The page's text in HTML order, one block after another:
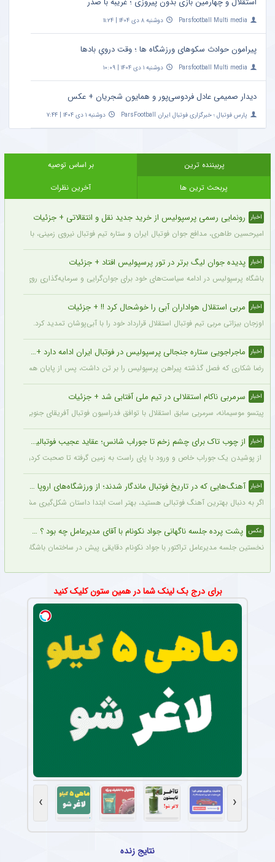
Parsfootball Multi media دوشنبه ۸ دی ۱۴۰۴ | ۱۱:۲۴
پیرامون حوادث سکوهای ورزشگاه ها ؛ وقت درویِ بادها
Parsfootball Multi media دوشنبه ۱ دی ۱۴۰۴ | ۱۰:۰۹
دیدار صمیمی عادل فردوسی‌پور و همایون شجریان + عکس
پارس فوتبال ؛ خبرگزاری فوتبال ایران ParsFootball دوشنبه ۱ دی ۱۴۰۴ | ۷:۴۴
پربیننده ترین
بر اساس توصیه
پربحث ترین ها
آخرین نظرات
اخبار رونمایی رسمی پرسپولیس از خرید جدید نقل و انتقالاتی + جزئیات
امیرحسین طاهری، مدافع جوان فوتبال ایران و ستاره تیم فوتبال نیروی زمینی، با
اخبار پدیده جوان لیگ برتر در تور پرسپولیس افتاد + جزئیات
باشگاه پرسپولیس در ادامه سیاست‌های خود برای جوان‌گرایی و سرمایه‌گذاری روی استعدادهای آینده فوتبال
اخبار مربی استقلال هواداران آبی را خوشحال کرد !! + جزئیات
اوزجان بیزاتی مربی تیم فوتبال استقلال قرارداد خود را با آبی‌پوشان تمدید کرد.
اخبار ماجراجویی ستاره جنجالی پرسپولیس در فوتبال ایران ادامه دارد + جزئیات
رضا شکاری که فصل گذشته پیراهن پرسپولیس را بر تن داشت، پس از پایان همکاری با
اخبار سرمربی ناکام استقلالی در تیم ملی آفتابی شد + جزئیات
پیتسو موسیمانه، سرمربی سابق استقلال با توافق فدراسیون فوتبال آفریقای جنوبی
اخبار از چوب تاک برای چشم زخم تا جوراب شانس؛ عقاید عجیب فوتبالیست‌ها!
از پوشیدن یک جوراب خاص و ورود با پای راست به زمین گرفته تا صحبت کردن با
اخبار آهنگ‌هایی که در تاریخ فوتبال ماندگار شدند؛ از ورزشگاه‌های اروپا تا جام جهانی
اگر به دنبال بهترین آهنگ فوتبالی هستید، بهتر است ابتدا داستان شکل‌گیری
عکس پشت پرده جلسه ناگهانی جواد نکونام با آقای مدیرعامل چه بود ؟ + عکس
نخستین جلسه مدیرعامل تراکتور با جواد نکونام دقایقی پیش در ساختمان باشگاه برگزار
برای درج بک لینک شما در همین ستون کلیک کنید
‹
›
نتایج زنده